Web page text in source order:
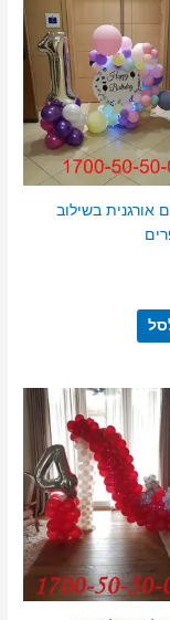
אורגנית בשילוב